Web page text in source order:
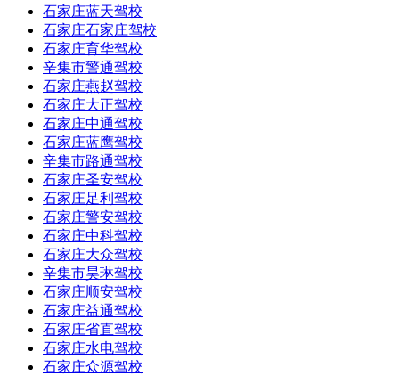
石家庄蓝天驾校
石家庄石家庄驾校
石家庄育华驾校
辛集市警通驾校
石家庄燕赵驾校
石家庄大正驾校
石家庄中通驾校
石家庄蓝鹰驾校
辛集市路通驾校
石家庄圣安驾校
石家庄足利驾校
石家庄警安驾校
石家庄中科驾校
石家庄大众驾校
辛集市昊琳驾校
石家庄顺安驾校
石家庄益通驾校
石家庄省直驾校
石家庄水电驾校
石家庄众源驾校